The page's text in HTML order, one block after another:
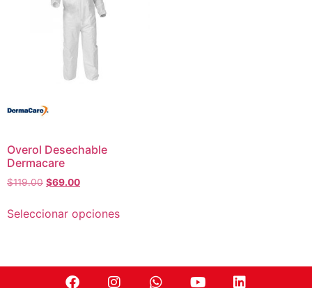
Overol Desechable
Dermacare
$119.00 $69.00
Seleccionar opciones